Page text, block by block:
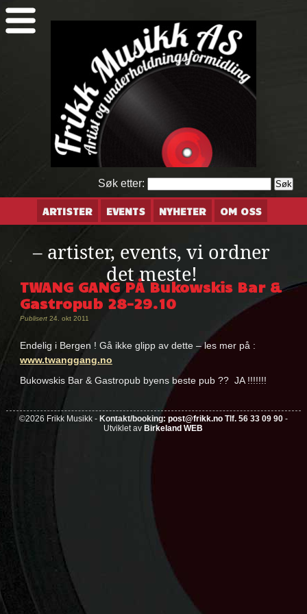
Søk etter:
ARTISTER EVENTS NYHETER OM OSS
– artister, events, vi ordner
det meste!
TWANG GANG PÅ Bukowskis Bar &
Gastropub 28-29.10
Publisert24. okt 2011
Endelig i Bergen ! Gå ikke glipp av dette – les mer på :
www.twanggang.no
Bukowskis Bar & Gastropub byens beste pub ?? JA !!!!!!!
Nøkkelord:
twang
©2026 Frikk Musikk - Kontakt/booking: post@frikk.noTlf. 56 33 09 90-
Utviklet av Birkeland WEB